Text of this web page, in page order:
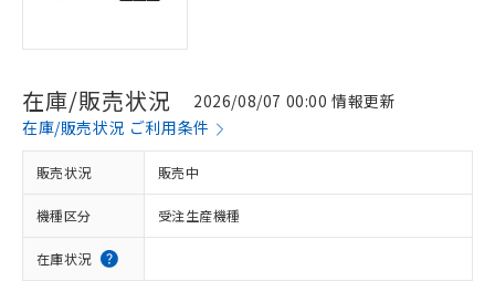
在庫/販売状況
2026/08/07 00:00 情報更新
在庫/販売状況 ご利用条件
販売状況 販売中
機種区分 受注生産機種
在庫状況